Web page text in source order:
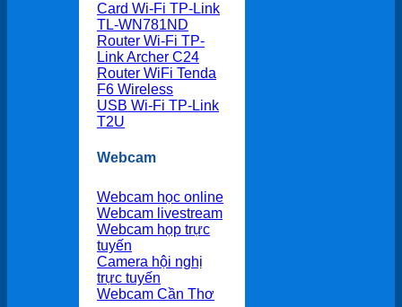
Card Wi-Fi TP-Link
TL-WN781ND
Router Wi-Fi TP-
Link Archer C24
Router WiFi Tenda
F6 Wireless
USB Wi-Fi TP-Link
T2U
Webcam
Webcam học online
Webcam livestream
Webcam họp trực
tuyến
Camera hội nghị
trực tuyến
Webcam Cần Thơ